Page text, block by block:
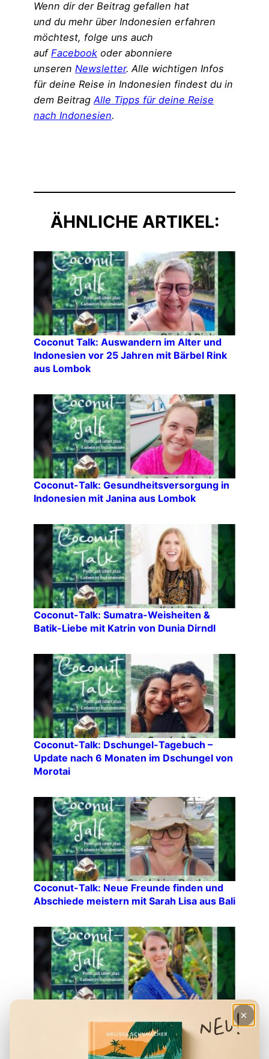
Wenn dir der Beitrag gefallen hat
und du mehr über Indonesien erfahren
möchtest, folge uns auch
auf Facebook oder abonniere
unseren Newsletter. Alle wichtigen Infos
für deine Reise in Indonesien findest du in
dem BeitragAlle Tipps für deine Reise
nach Indonesien.
ÄHNLICHE ARTIKEL:
Coconut Talk: Auswandern im Alter und
Indonesien vor 25 Jahren mit Bärbel Rink
aus Lombok
Coconut-Talk: Gesundheitsversorgung in
Indonesien mit Janina aus Lombok
Coconut-Talk: Sumatra-Weisheiten &
Batik-Liebe mit Katrin von Dunia Dirndl
Coconut-Talk: Dschungel-Tagebuch –
Update nach 6 Monaten im Dschungel von
Morotai
Coconut-Talk: Neue Freunde finden und
Abschiede meistern mit Sarah Lisa aus Bali
Indonesia & die balinesische Sprache mit
×